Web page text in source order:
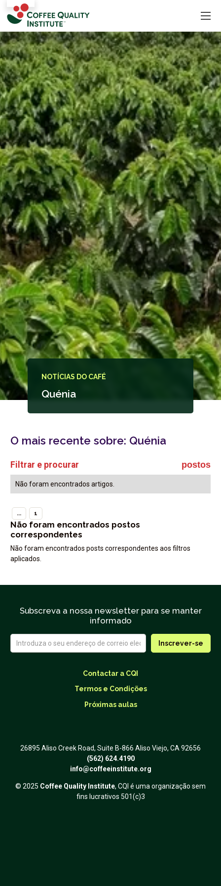
NOTÍCIAS DO CAFÉ
Quénia
O mais recente sobre: Quénia
Filtrar e procurar postos
Não foram encontrados artigos.
... 1
Não foram encontrados postos
correspondentes
Não foram encontrados posts correspondentes aos filtros
aplicados.
Subscreva a nossa newsletter para se manter
informado
Contactar a CQI
Termos e Condições
Próximas aulas
26895 Aliso Creek Road, Suite B-866 Aliso Viejo, CA 92656
(562) 624.4190
info@coffeeinstitute.org
© 2025 Coffee Quality Institute, CQI é uma organização sem
fins lucrativos 501(c)3